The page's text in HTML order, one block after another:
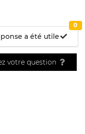
a été utile
0
votre question